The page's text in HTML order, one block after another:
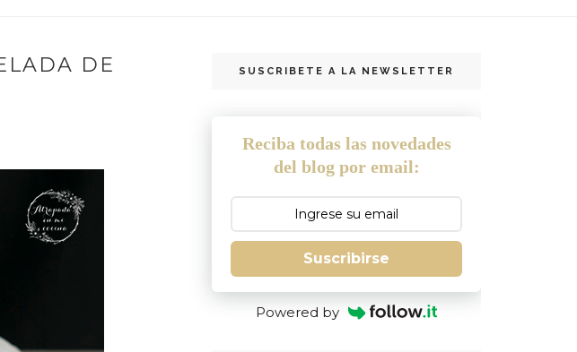
DE
SUSCRIBETE A LA NEWSLETTER
Reciba todas las novedades
del blog por email:
Suscribirse
Powered by